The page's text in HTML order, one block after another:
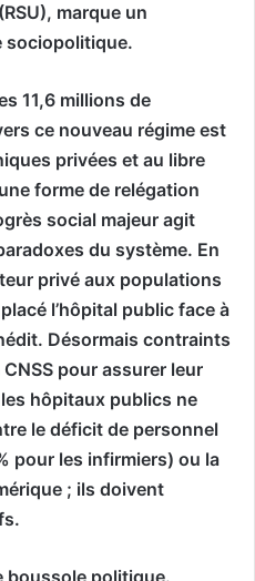
marque un
sociopolitique.
11,6 millions de
ce nouveau régime est
privées et au libre
forme de relégation
social majeur agit
du système. En
privé aux populations
l’hôpital public face à
Désormais contraints
pour assurer leur
hôpitaux publics ne
le déficit de personnel
pour les infirmiers) ou la
; ils doivent